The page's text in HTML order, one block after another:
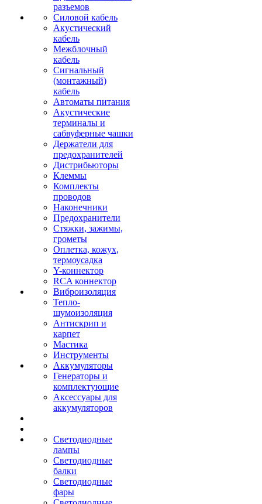
разъемов
Силовой кабель
Акустический
кабель
Межблочный
кабель
Сигнальный
(монтажный)
кабель
Автоматы питания
Акустические
терминалы и
сабвуферные чашки
Держатели для
предохранителей
Дистрибьюторы
Клеммы
Комплекты
проводов
Наконечники
Предохранители
Стяжки, зажимы,
грометы
Оплетка, кожух,
термоусадка
Y-коннектор
RCA коннектор
Виброизоляция
Тепло-
шумоизоляция
Антискрип и
карпет
Мастика
Инструменты
Аккумуляторы
Генераторы и
комплектующие
Аксессуары для
аккумуляторов
Светодиодные
лампы
Светодиодные
балки
Светодиодные
фары